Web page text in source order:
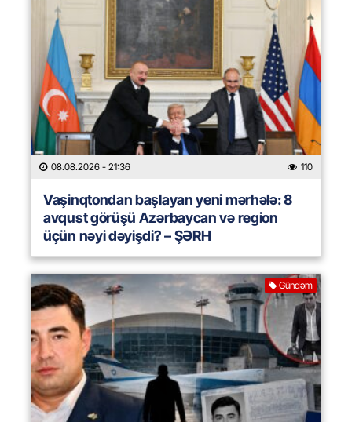
08.08.2026 - 21:36 110
Vaşinqtondan başlayan yeni mərhələ: 8
avqust görüşü Azərbaycan və region
üçün nəyi dəyişdi? – ŞƏRH
Gündəm